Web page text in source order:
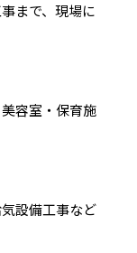
まで、現場に
容室・保育施
設備工事など